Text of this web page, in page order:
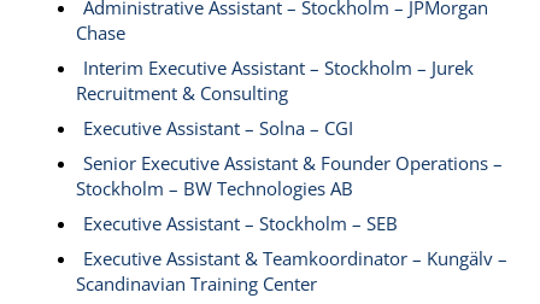
Administrative Assistant – Stockholm – JPMorgan
Chase
Interim Executive Assistant – Stockholm – Jurek
Recruitment & Consulting
Executive Assistant – Solna – CGI
Senior Executive Assistant & Founder Operations –
Stockholm – BW Technologies AB
Executive Assistant – Stockholm – SEB
Executive Assistant & Teamkoordinator – Kungälv –
Scandinavian Training Center